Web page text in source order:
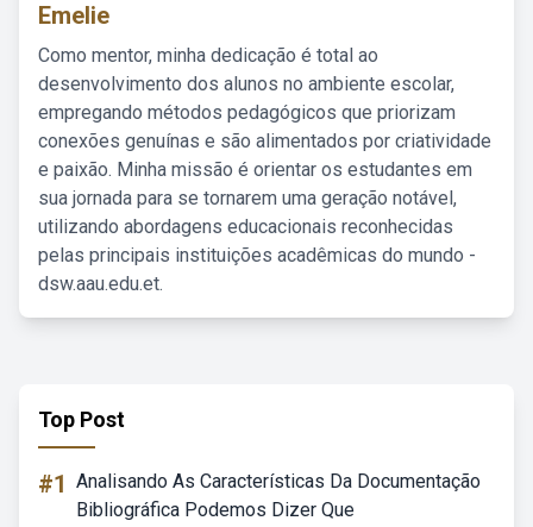
Emelie
Como mentor, minha dedicação é total ao
desenvolvimento dos alunos no ambiente escolar,
empregando métodos pedagógicos que priorizam
conexões genuínas e são alimentados por criatividade
e paixão. Minha missão é orientar os estudantes em
sua jornada para se tornarem uma geração notável,
utilizando abordagens educacionais reconhecidas
pelas principais instituições acadêmicas do mundo -
dsw.aau.edu.et.
Top Post
#1 Analisando As Características Da Documentação
Bibliográfica Podemos Dizer Que